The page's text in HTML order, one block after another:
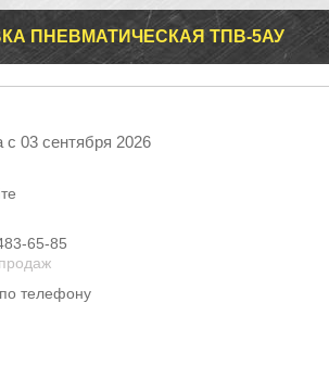
ПНЕВМАТИЧЕСКАЯ ТПВ-5АУ
с 03 сентября 2026
65-85
телефону